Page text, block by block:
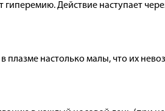
Действие наступает
плазме настолько малы, что их